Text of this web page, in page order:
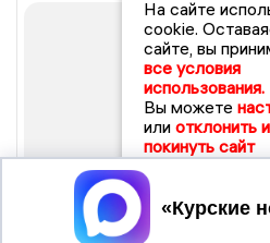
На сайте
cookie.
сайте, вы
все условия
использования.
Вы можете
или отклонить и
покинуть сайт
Принять